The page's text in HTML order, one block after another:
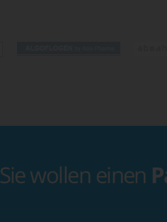
Sie wollen einen